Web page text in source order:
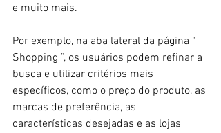
e muito mais.
Por exemplo, na aba lateral da página “
Shopping ”, os usuários podem refinar a
busca e utilizar critérios mais
específicos, como o preço do produto, as
marcas de preferência, as
características desejadas e as lojas